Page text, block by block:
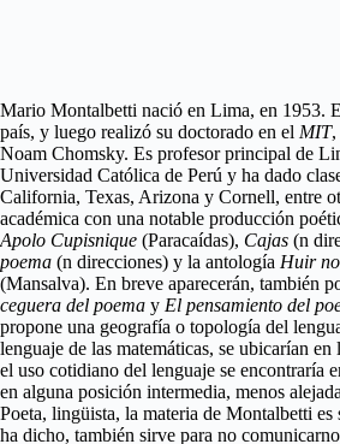
Mario Montalbetti nació en Lima, en 1953.
país, y luego realizó su doctorado en el MIT,
Noam Chomsky. Es profesor principal de
Universidad Católica de Perú y ha dado
California, Texas, Arizona y Cornell, entre
académica con una notable producción
Apolo Cupisnique (Paracaídas), Cajas (n
poema (n direcciones) y la antología Huir
(Mansalva). En breve aparecerán, también
ceguera del poema y El pensamiento del
propone una geografía o topología del
lenguaje de las matemáticas, se ubicarían
el uso cotidiano del lenguaje se encontraría
en alguna posición intermedia, menos
Poeta, lingüista, la materia de Montalbetti es
ha dicho, también sirve para no